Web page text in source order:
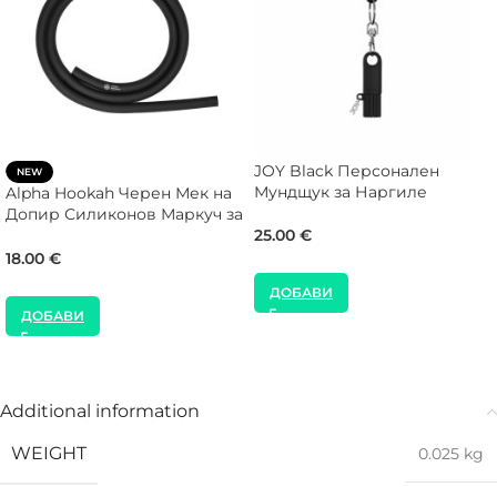
NEW
Alpha Hookah Черен Мек на
Допир Силиконов Маркуч за
18.00 €
ДОБАВИ
JOY Black Персонален
Мундщук за Наргиле
25.00 €
ДОБАВИ
Additional information
WEIGHT
0.025 kg